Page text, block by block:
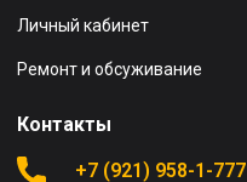
Личный кабинет
Ремонт и обсуживание
Контакты
+7 (921) 958-1-777